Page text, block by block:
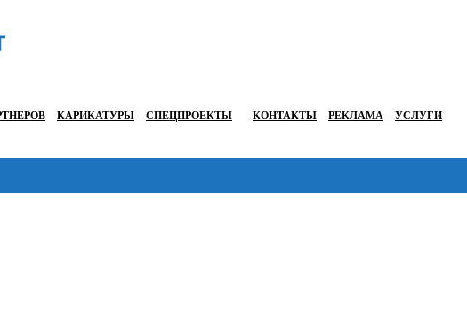
КАРИКАТУРЫ СПЕЦПРОЕКТЫ КОНТАКТЫ РЕКЛАМА УСЛУГИ